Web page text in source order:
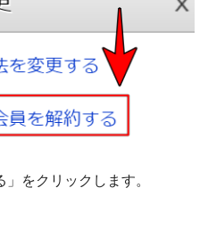
」をクリックします。